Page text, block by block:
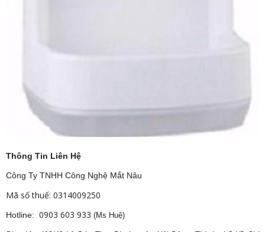
Thông Tin Liên Hệ
Công Ty TNHH Công Nghệ Mắt Nâu
Mã số thuế: 0314009250
Hotline: 0903 603 933 (Ms Huệ)